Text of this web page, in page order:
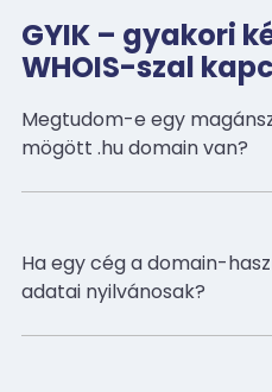
GYIK – gyakori
WHOIS-szal
Megtudom-e egy
mögött .hu domain van?
Ha egy cég a domain-
adatai nyilvánosak?